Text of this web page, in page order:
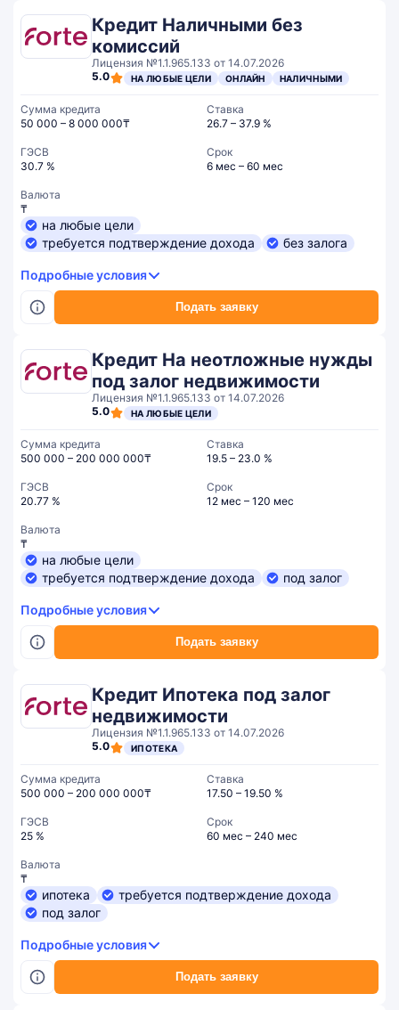
Кредит Наличными без
комиссий
Лицензия №1.1.965.133 от 14.07.2026
5.0
НА ЛЮБЫЕ ЦЕЛИ ОНЛАЙН НАЛИЧНЫМИ
Подать заявку
Сумма кредита
50 000 – 8 000 000₸
Ставка
26.7 – 37.9 %
ГЭСВ
30.7 %
Срок
6 мес – 60 мес
Валюта
₸
на любые цели
требуется подтверждение дохода
без залога
Подробные условия
Кредит На неотложные нужды
под залог недвижимости
Лицензия №1.1.965.133 от 14.07.2026
5.0
НА ЛЮБЫЕ ЦЕЛИ
Подать заявку
Сумма кредита
500 000 – 200 000 000₸
Ставка
19.5 – 23.0 %
ГЭСВ
20.77 %
Срок
12 мес – 120 мес
Валюта
₸
на любые цели
требуется подтверждение дохода
под залог
Подробные условия
Кредит Ипотека под залог
недвижимости
Лицензия №1.1.965.133 от 14.07.2026
5.0
ИПОТЕКА
Подать заявку
Сумма кредита
500 000 – 200 000 000₸
Ставка
17.50 – 19.50 %
ГЭСВ
25 %
Срок
60 мес – 240 мес
Валюта
₸
ипотека
требуется подтверждение дохода
под залог
Подробные условия